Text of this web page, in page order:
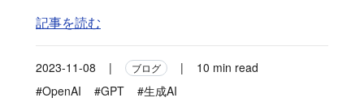
記事を読む
2023-11-08 | ブログ |
10 min read
#OpenAI
#GPT #生成AI